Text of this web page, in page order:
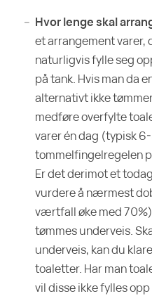
Hvor lenge skal
et arrangement varer,
naturligvis fylle seg
på tank. Hvis man da
alternativt ikke
medføre overfylte
varer én dag (typisk
tommelfingelregelen
Er det derimot et
vurdere å nærmest
værtfall øke med
tømmes underveis.
underveis, kan du
toaletter. Har man
vil disse ikke fylles